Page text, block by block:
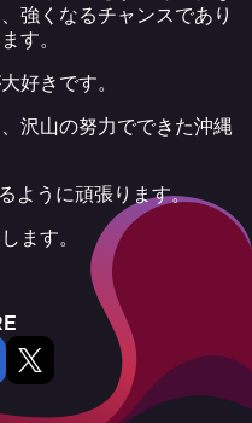
強くなるチャンスであり
す。
好きです。
沢山の努力でできた沖縄
ように頑張ります。
ます。